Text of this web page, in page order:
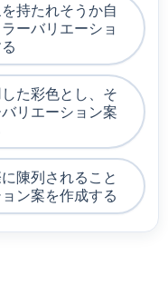
持たれそうか自
ーバリエーショ
た彩色とし、そ
リエーション案
陳列されること
ン案を作成する